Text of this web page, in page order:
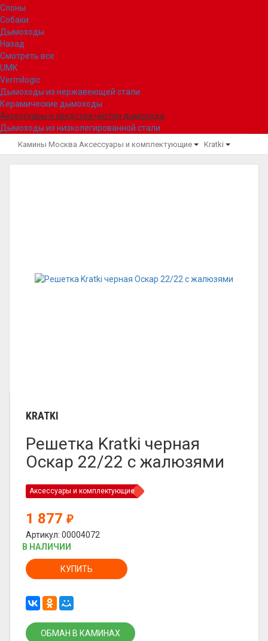
Слоны
Собаки
Дымоходы
Назад
Смотреть все
UMK
Vermilogic
Дымоходы из нержавеющей стали
Керамические дымоходы
Аксессуары и средства чистки дымохода
Дымоходы из низколегированной стали
Камины Москва Аксессуары и комплектующие Kratki
KRATKI
Решетка Kratki черная
Оскар 22/22 с жалюзями
Аксессуары и комплектующие
1 877 ₽
Артикул: 00004072
В НАЛИЧИИ
КУПИТЬ
ОБМАН В КАМИНАХ